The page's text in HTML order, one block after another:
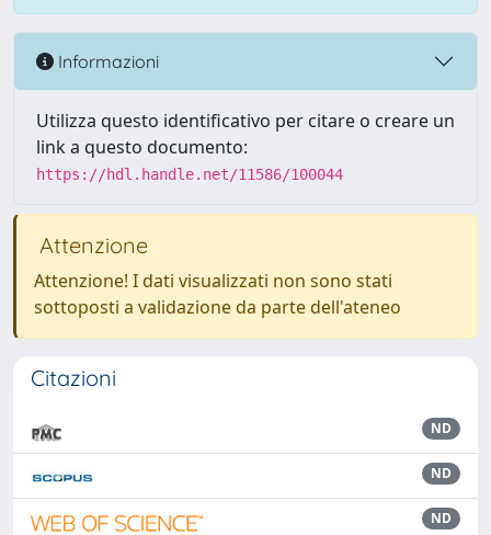
Informazioni
Utilizza questo identificativo per citare o creare un
link a questo documento:
https://hdl.handle.net/11586/100044
Attenzione
Attenzione! I dati visualizzati non sono stati
sottoposti a validazione da parte dell'ateneo
Citazioni
ND
ND
ND